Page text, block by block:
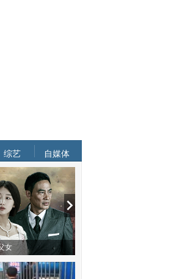
综艺 自媒体
女